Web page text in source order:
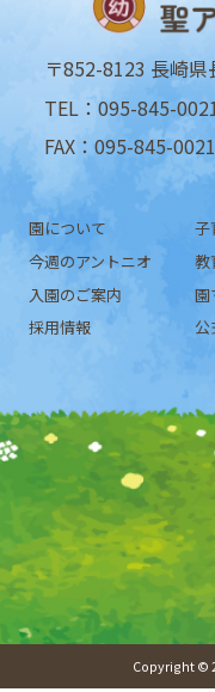
〒852-8123 長崎
TEL：095-845-
FAX：095-845-0021
園について 子
今週のアントニオ
教
入園のご案内
園
採用情報
Copyright ©